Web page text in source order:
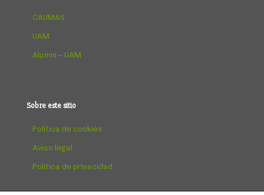
CAUMAS
UAM
Alumni – UAM
Sobre este sitio
Política de cookies
Aviso legal
Política de privacidad